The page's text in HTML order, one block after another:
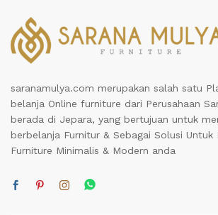
saranamulya.com merupakan salah satu
belanja Online furniture dari Perusahaan
berada di Jepara, yang bertujuan untuk
berbelanja Furnitur & Sebagai Solusi Untuk
Furniture Minimalis & Modern anda